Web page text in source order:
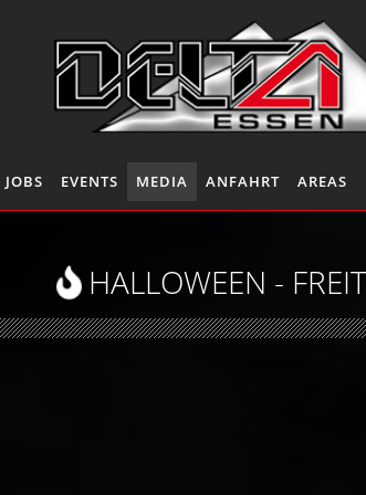
JOBS EVENTS MEDIA ANFAHRT AREAS
HALLOWEEN -